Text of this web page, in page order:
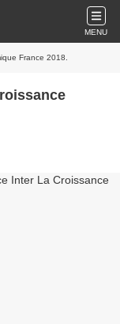
MENU
France 2018.